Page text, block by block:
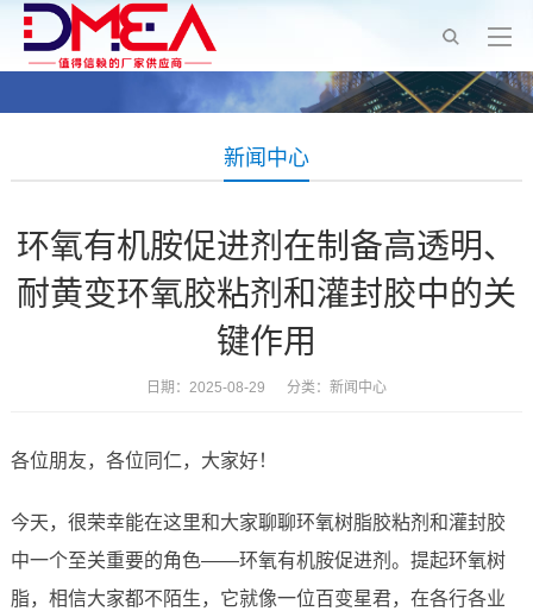
新闻中心
环氧有机胺促进剂在制备高透明、
耐黄变环氧胶粘剂和灌封胶中的关
键作用
日期：2025-08-29 分类： 新闻中心
各位朋友，各位同仁，大家好！
今天，很荣幸能在这里和大家聊聊环氧树脂胶粘剂和灌封胶
中一个至关重要的角色——环氧有机胺促进剂。提起环氧树
脂，相信大家都不陌生，它就像一位百变星君，在各行各业